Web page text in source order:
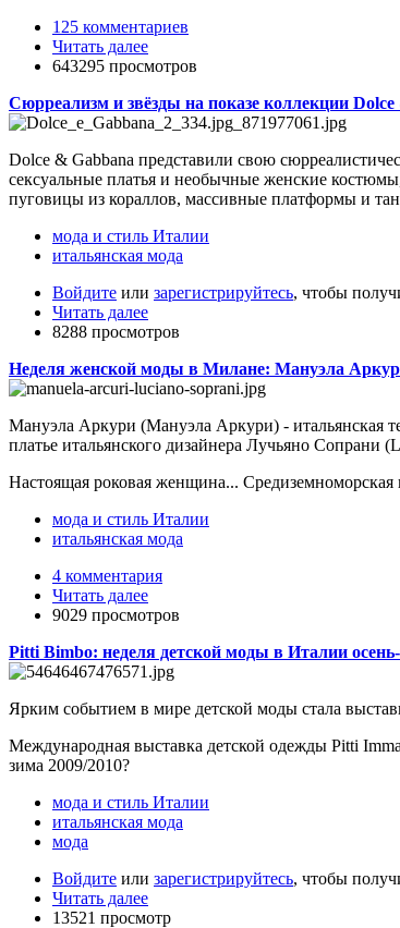
125 комментариев
Читать далее
643295 просмотров
Сюрреализм и звёзды на показе коллекции
Dolce & Gabbana представили свою
сексуальные платья и необычные женские
пуговицы из кораллов, массивные платформы и
мода и стиль Италии
итальянская мода
Войдите или зарегистрируйтесь, чтобы
Читать далее
8288 просмотров
Неделя женской моды в Милане: Мануэла
Мануэла Аркури (Мануэла Аркури) - итальянская
платье итальянского дизайнера Лучьяно Сопрани
Настоящая роковая женщина...
мода и стиль Италии
итальянская мода
4 комментария
Читать далее
9029 просмотров
Pitti Bimbo: неделя детской моды в Италии
Ярким событием в мире детской моды стала
Международная выставка детской одежды Pitti
зима 2009/2010?
мода и стиль Италии
итальянская мода
мода
Войдите или зарегистрируйтесь, чтобы
Читать далее
13521 просмотр